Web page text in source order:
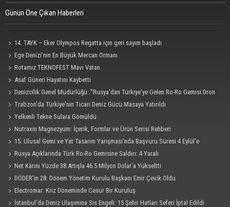
Günün Öne Çıkan Haberleri
14. TAYK – Eker Olympos Regatta için geri sayım başladı
Ege Denizi’nin En Büyük Mercan Ormanı
Rotamız TEKNOFEST Mavi Vatan
Asaf Güneri Hayatını Kaybetti
Denizcilik Genel Müdürlüğü: "Rusya'dan Türkiye'ye Gelen Ro-Ro Gemisi Dron
Saldırısına Uğradı"
Trabzon'da Türkiye'nin Ticari Deniz Gücü Masaya Yatırıldı
Yelkenli Tekne Sulara Gömüldü
Nutraxin Magnezyum: İçerik, Formlar ve Ürün Serisi Rehberi
15. Ulusal Gemi ve Yat Tasarım Yarışması'nda Başvuru Süresi 4 Eylül'e
Uzatıldı
Rusya Açıklarında Türk Ro-Ro Gemisine Saldırı: 4 Yaralı
Net Kârını Yüzde 38 Artışla 46.5 Milyon Dolar’a Yükseltti
DÖDER'in 28. Dönem Yönetim Kurulu Başkanı Emir Çevik Oldu
Electromar: Kriz Döneminde Cesur Bir Kuruluş
İstanbul'da Deniz Ulaşımına Sis Engeli: 15 Şehir Hatları Seferi İptal Edildi